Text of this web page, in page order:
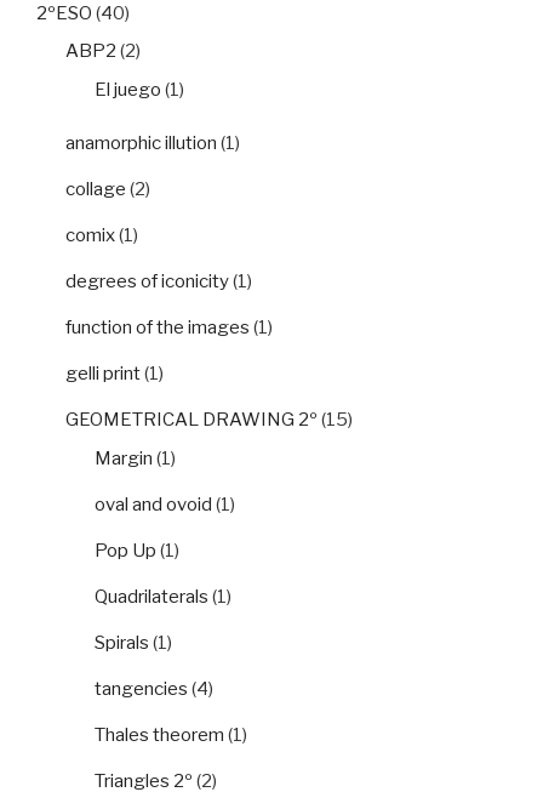
2ºESO (40)
ABP2 (2)
El juego (1)
anamorphic illution (1)
collage (2)
comix(1)
degrees of iconicity(1)
function of the images (1)
gelli print(1)
GEOMETRICAL DRAWING 2º (15)
Margin (1)
oval and ovoid (1)
Pop Up (1)
Quadrilaterals (1)
Spirals (1)
tangencies (4)
Thales theorem (1)
Triangles 2º (2)